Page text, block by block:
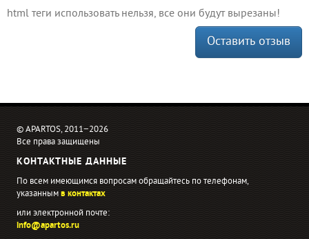
html теги использовать нельзя, все они будут вырезаны!
Оставить отзыв
© APARTOS, 2011−2026
Все права защищены
КОНТАКТНЫЕ ДАННЫЕ
По всем имеющимся вопросам обращайтесь по телефонам,
указаннымв контактах
или электронной почте:
info@apartos.ru